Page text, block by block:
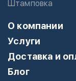
Штамповка
О компании
Услуги
Доставка и
Блог